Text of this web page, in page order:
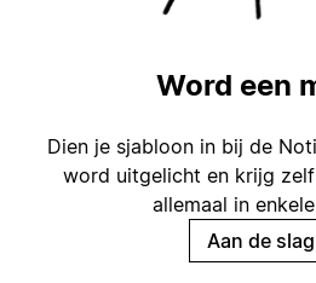
Word een
Dien je sjabloon in bij de
word uitgelicht en krijg
allemaal in
Aan de slag